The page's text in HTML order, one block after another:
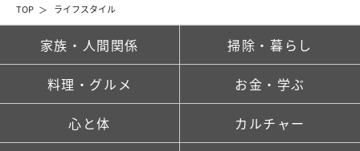
TOP ライフスタイル
家族・人間関係 掃除・暮らし
料理・グルメ お金・学ぶ
心と体 カルチャー